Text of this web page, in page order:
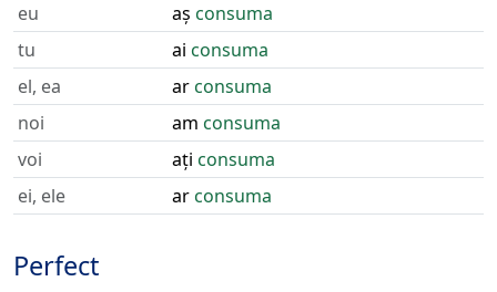
eu aș consuma
tu
ai consuma
el, ea
arconsuma
noi
am consuma
voi
ați consuma
ei, ele
arconsuma
Perfect